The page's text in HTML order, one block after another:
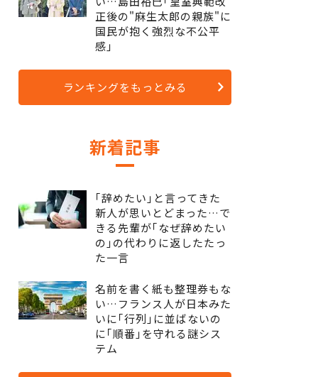
正後の"麻生太郎の親族"に
国民が抱く強烈な不公平
感｣
ランキングをもっとみる
新着記事
｢辞めたい｣と言ってきた
新人が思いとどまった…で
きる先輩が｢なぜ辞めたい
の｣の代わりに返したたっ
た一言
名前を書く紙も整理券もな
い…フランス人が日本みた
いに｢行列｣に並ばないの
に｢順番｣を守れる謎シス
テム